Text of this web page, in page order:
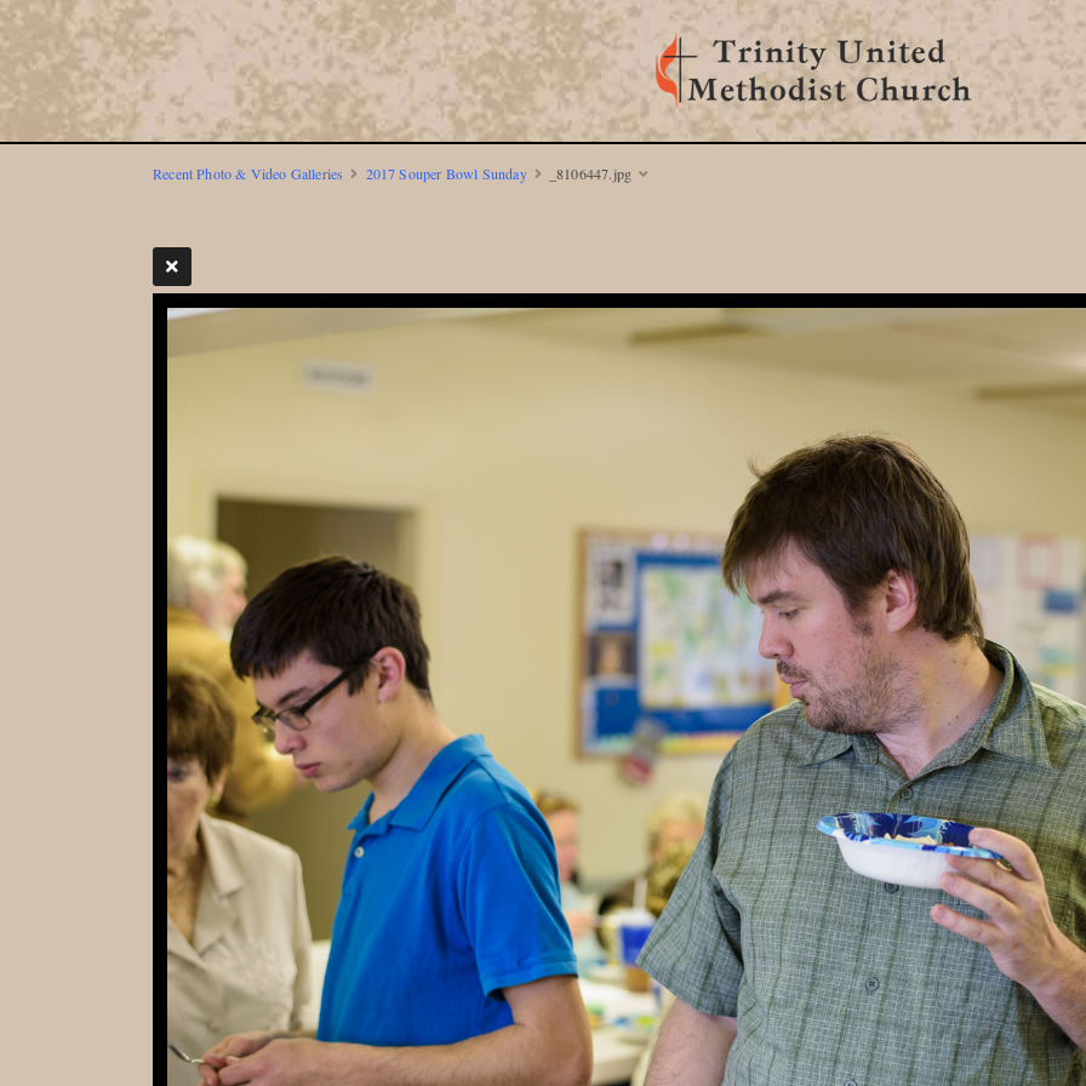
Recent Photo & Video Galleries 2017 Souper Bowl Sunday _8106447.jpg